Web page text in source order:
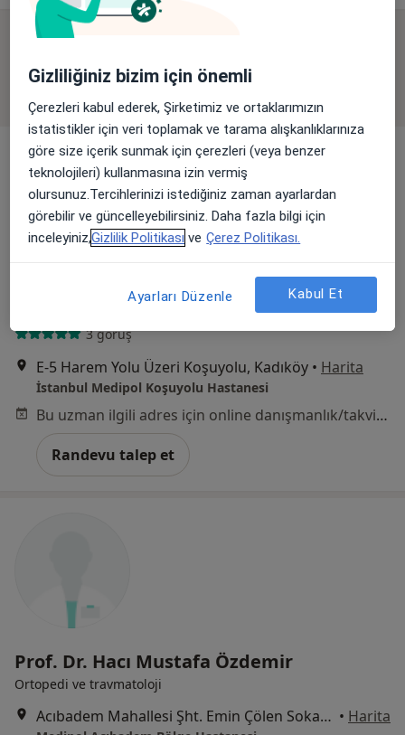
Bu doktor/uzmanlar Bahçelievler, İstanbul aramanıza
yakın bölgelerde bulunuyor.
Doç. Dr. Mustafa Şahin
3 görüş
E-5 Harem Yolu Üzeri Koşuyolu, Kadıköy • Harita
İstanbul Medipol Koşuyolu Hastanesi
Bu uzman ilgili adres için online danışmanlık/takvim sunmuyor.
Randevu talep et
Prof. Dr. Hacı Mustafa Özdemir
Ortopedi ve travmatoloji
Acıbadem Mahallesi Şht. Emin Çölen Sokağı No:4, Kadıköy • Harita
Gizliliğiniz bizim için önemli
Çerezleri kabul ederek, Şirketimiz ve ortaklarımızın
istatistikler için veri toplamak ve tarama alışkanlıklarınıza
göre size içerik sunmak için çerezleri (veya benzer
teknolojileri) kullanmasına izin vermiş
olursunuz.Tercihlerinizi istediğiniz zaman ayarlardan
görebilir ve güncelleyebilirsiniz. Daha fazla bilgi için
inceleyiniz,Gizlilik Politikası ve Çerez Politikası.
Ayarları Düzenle Kabul Et